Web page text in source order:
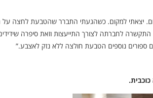
יצאתי למקום. כשהגעתי התברר שהטבעת לחצה
לחברתה לצורך התייעצות וזאת סיפרה
ספורים נוספים הטבעת חולצה ללא נזק לאצבע.”